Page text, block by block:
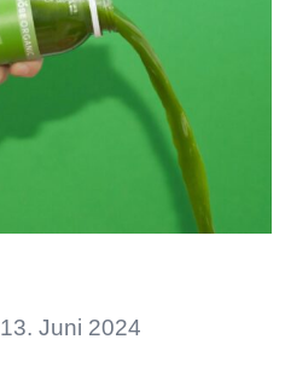
13. Juni 2024